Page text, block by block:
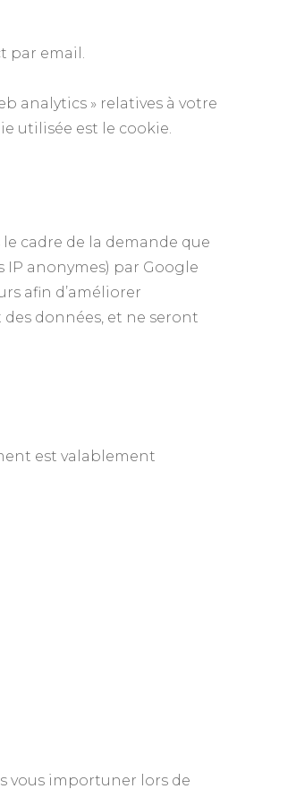
par email.
analytics » relatives à votre
utilisée est le cookie.
cadre de la demande que
IP anonymes) par Google
afin d’améliorer
données, et ne seront
est valablement
vous importuner lors de